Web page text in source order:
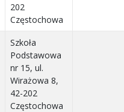
202
Częstochowa
Szkoła
Podstawowa
nr 15, ul.
Wirażowa 8,
42-202
Częstochowa